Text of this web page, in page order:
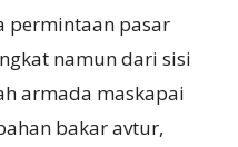
permintaan pasar
namun dari sisi
armada maskapai
bakar avtur,